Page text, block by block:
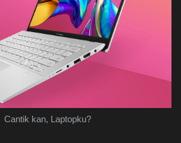
Cantik kan, Laptopku?